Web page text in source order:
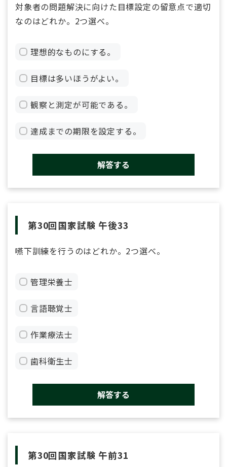
対象者の問題解決に向けた目標設定の留意点で適切
なのはどれか。2つ選べ。
理想的なものにする。
目標は多いほうがよい。
観察と測定が可能である。
達成までの期限を設定する。
解答する
第30回国家試験 午後33
嚥下訓練を行うのはどれか。2つ選べ。
管理栄養士
言語聴覚士
作業療法士
歯科衛生士
解答する
第30回国家試験 午前31